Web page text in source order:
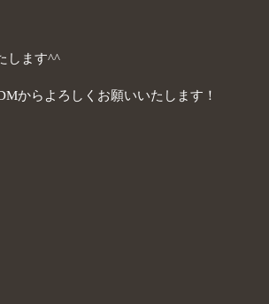
します^^
からよろしくお願いいたします！